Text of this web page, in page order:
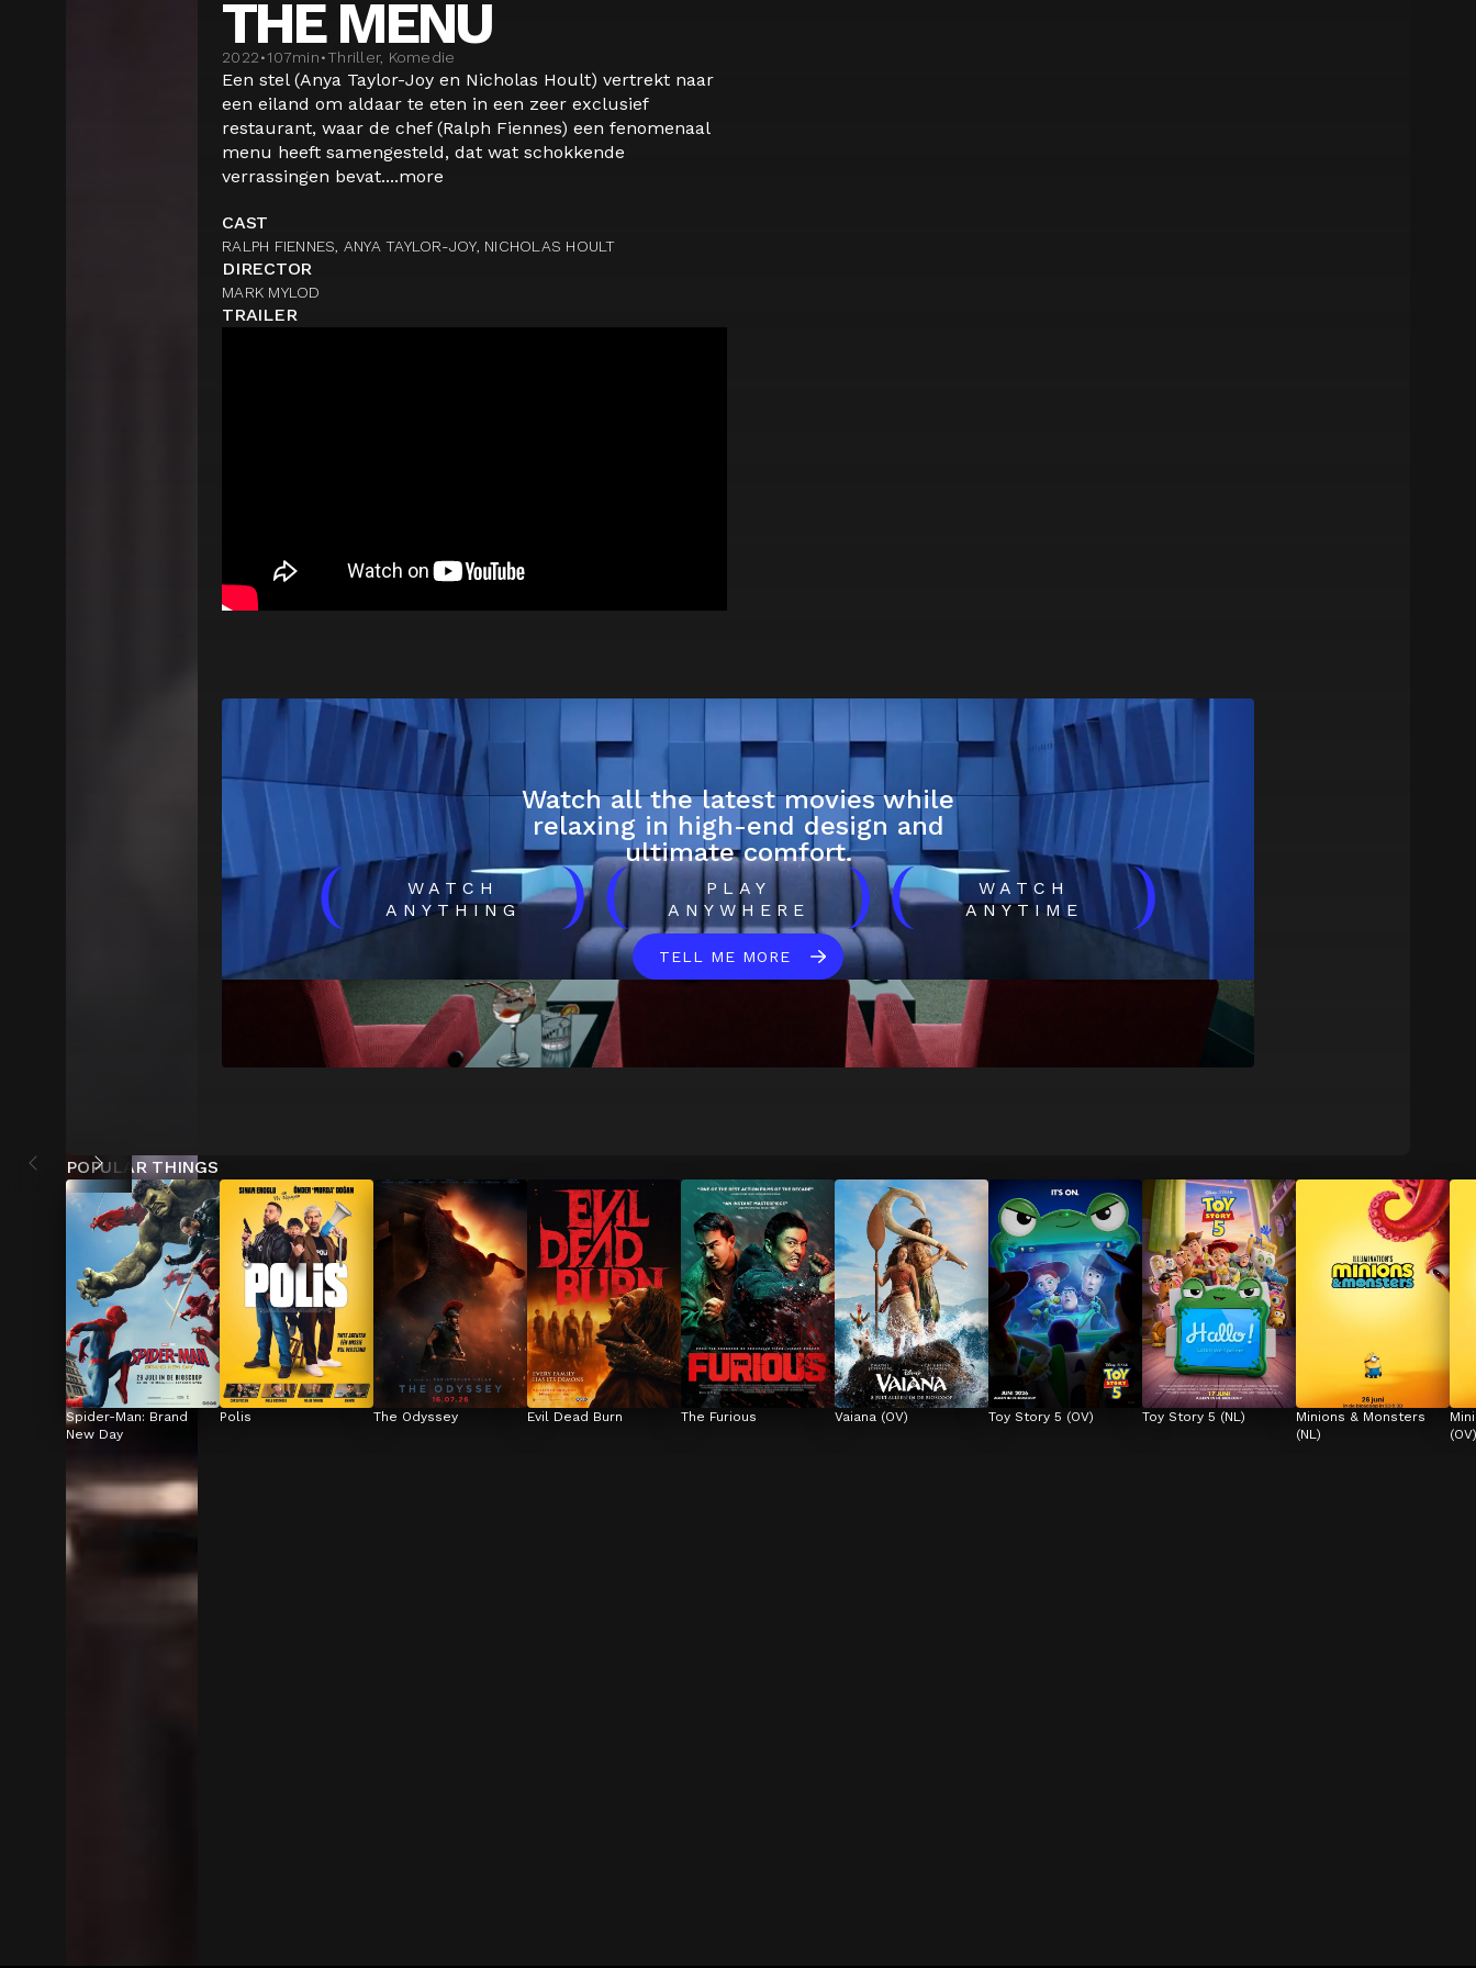
THE MENU
2022•107min•Thriller, Komedie
Een stel (Anya Taylor-Joy en Nicholas Hoult) vertrekt naar
een eiland om aldaar te eten in een zeer exclusief
restaurant, waar de chef (Ralph Fiennes) een fenomenaal
menu heeft samengesteld, dat wat schokkende
verrassingen bevat....more
CAST
RALPH FIENNES, ANYA TAYLOR-JOY, NICHOLAS HOULT
DIRECTOR
MARK MYLOD
TRAILER
Watch all the latest movies while
relaxing in high-end design and
ultimate comfort.
(
WATCH
ANYTHING
)(
PLAY
ANYWHERE
)(
WATCH
ANYTIME
)
TELL ME MORE
POPULAR THINGS
Spider-Man: Brand
New Day
Polis The Odyssey Evil Dead Burn The Furious Vaiana (OV) Toy Story 5 (OV) Toy Story 5 (NL)
Minions & Monsters
(NL)
(OV)